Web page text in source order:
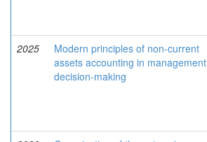
2025
Modern principles of non-current
assets accounting in management
decision-making